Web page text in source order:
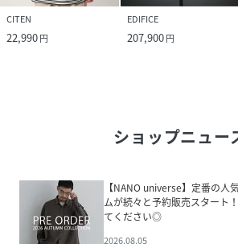
CITEN
22,990円
EDIFICE
207,900円
ショップニュー
【NANO universe】定番の人
ムが続々と予約販売スター
てください◎
2026.08.05